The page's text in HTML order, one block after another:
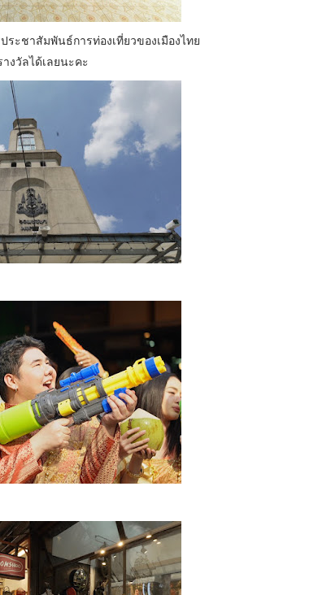
ะชาสัมพันธ์การท่องเที่ยวของเมืองไทย
งวัลได้เลยนะคะ